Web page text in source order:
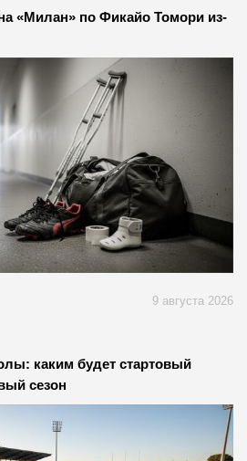
«Милан» по Фикайо Томори из-
9 августа 2026
каким будет стартовый
сезон